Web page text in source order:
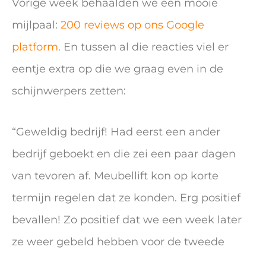
Vorige week behaalden we een mooie
mijlpaal: 200 reviews op ons Google
platform. En tussen al die reacties viel er
eentje extra op die we graag even in de
schijnwerpers zetten:
“Geweldig bedrijf! Had eerst een ander
bedrijf geboekt en die zei een paar dagen
van tevoren af. Meubellift kon op korte
termijn regelen dat ze konden. Erg positief
bevallen! Zo positief dat we een week later
ze weer gebeld hebben voor de tweede